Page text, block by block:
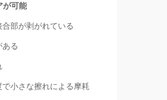
が可能
部が剥がれている
ある
小さな擦れによる摩耗